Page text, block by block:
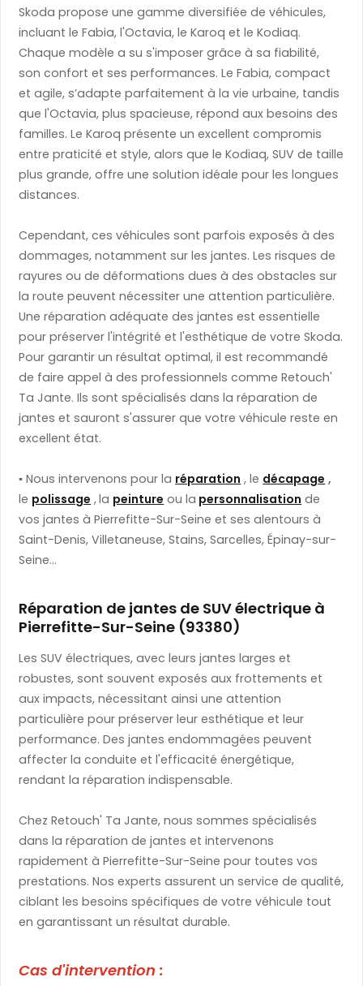
Skoda propose une gamme diversifiée de véhicules,
incluant le Fabia, l'Octavia, le Karoq et le Kodiaq.
Chaque modèle a su s'imposer grâce à sa fiabilité,
son confort et ses performances. Le Fabia, compact
et agile, s’adapte parfaitement à la vie urbaine, tandis
que l'Octavia, plus spacieuse, répond aux besoins des
familles. Le Karoq présente un excellent compromis
entre praticité et style, alors que le Kodiaq, SUV de taille
plus grande, offre une solution idéale pour les longues
distances.
Cependant, ces véhicules sont parfois exposés à des
dommages, notamment sur les jantes. Les risques de
rayures ou de déformations dues à des obstacles sur
la route peuvent nécessiter une attention particulière.
Une réparation adéquate des jantes est essentielle
pour préserver l'intégrité et l'esthétique de votre Skoda.
Pour garantir un résultat optimal, il est recommandé
de faire appel à des professionnels comme Retouch'
Ta Jante. Ils sont spécialisés dans la réparation de
jantes et sauront s'assurer que votre véhicule reste en
excellent état.
▪️​ Nous intervenons pour laréparation, ledécapage,
le polissage,la peintureou la personnalisationde
vos jantes à Pierrefitte-Sur-Seine et ses alentours à
Saint-Denis, Villetaneuse, Stains, Sarcelles, Épinay-sur-
Seine...
Réparation de jantes de SUV électrique à
Pierrefitte-Sur-Seine (93380)
Les SUV électriques, avec leurs jantes larges et
robustes, sont souvent exposés aux frottements et
aux impacts, nécessitant ainsi une attention
particulière pour préserver leur esthétique et leur
performance. Des jantes endommagées peuvent
affecter la conduite et l'efficacité énergétique,
rendant la réparation indispensable.
Chez Retouch' Ta Jante, nous sommes spécialisés
dans la réparation de jantes et intervenons
rapidement à Pierrefitte-Sur-Seine pour toutes vos
prestations. Nos experts assurent un service de qualité,
ciblant les besoins spécifiques de votre véhicule tout
en garantissant un résultat durable.
Cas d'intervention :